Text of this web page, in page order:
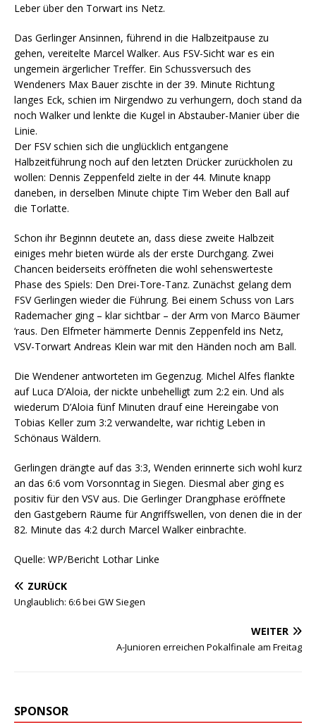
Leber über den Torwart ins Netz.
Das Gerlinger Ansinnen, führend in die Halbzeitpause zu
gehen, vereitelte Marcel Walker. Aus FSV-Sicht war es ein
ungemein ärgerlicher Treffer. Ein Schussversuch des
Wendeners Max Bauer zischte in der 39. Minute Richtung
langes Eck, schien im Nirgendwo zu verhungern, doch stand da
noch Walker und lenkte die Kugel in Abstauber-Manier über die
Linie.
Der FSV schien sich die unglücklich entgangene
Halbzeitführung noch auf den letzten Drücker zurückholen zu
wollen: Dennis Zeppenfeld zielte in der 44. Minute knapp
daneben, in derselben Minute chipte Tim Weber den Ball auf
die Torlatte.
Schon ihr Beginnn deutete an, dass diese zweite Halbzeit
einiges mehr bieten würde als der erste Durchgang. Zwei
Chancen beiderseits eröffneten die wohl sehenswerteste
Phase des Spiels: Den Drei-Tore-Tanz. Zunächst gelang dem
FSV Gerlingen wieder die Führung. Bei einem Schuss von Lars
Rademacher ging – klar sichtbar – der Arm von Marco Bäumer
‘raus. Den Elfmeter hämmerte Dennis Zeppenfeld ins Netz,
VSV-Torwart Andreas Klein war mit den Händen noch am Ball.
Die Wendener antworteten im Gegenzug. Michel Alfes flankte
auf Luca D’Aloia, der nickte unbehelligt zum 2:2 ein. Und als
wiederum D’Aloia fünf Minuten drauf eine Hereingabe von
Tobias Keller zum 3:2 verwandelte, war richtig Leben in
Schönaus Wäldern.
Gerlingen drängte auf das 3:3, Wenden erinnerte sich wohl kurz
an das 6:6 vom Vorsonntag in Siegen. Diesmal aber ging es
positiv für den VSV aus. Die Gerlinger Drangphase eröffnete
den Gastgebern Räume für Angriffswellen, von denen die in der
82. Minute das 4:2 durch Marcel Walker einbrachte.
Quelle: WP/Bericht Lothar Linke
ZURÜCK
Unglaublich: 6:6 bei GW Siegen
WEITER
A-Junioren erreichen Pokalfinale am Freitag
SPONSOR